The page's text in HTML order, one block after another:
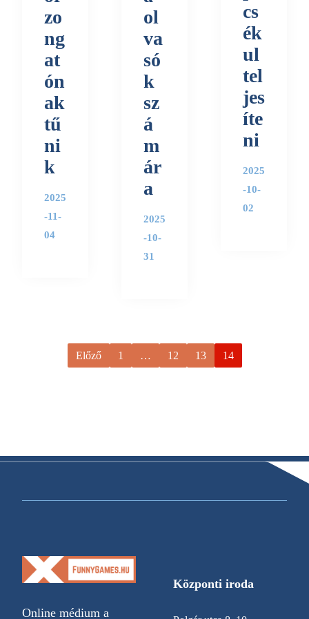
zo
ng
at
ón
ak
tű
ni
k
2025
-11-
04
ol
va
só
k
sz
á
m
ár
a
2025
-10-
31
cs
ék
ul
tel
jes
íte
ni
2025
-10-
02
Előző 1 … 12 13 14
Online médium a
Központi iroda